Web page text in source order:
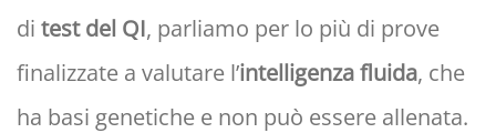
di test del QI, parliamo per lo più di prove
finalizzate a valutare l’intelligenza fluida, che
ha basi genetiche e non può essere allenata.